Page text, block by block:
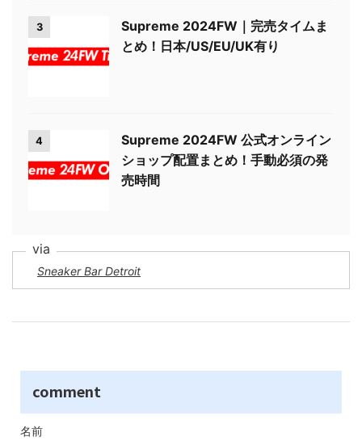
3
Supreme 2024FW｜完売タイムま
とめ！日本/US/EU/UK有り
4
Supreme 2024FW 公式オンライン
ショップ配置まとめ！手動必須の発
売時間
Sneaker Bar Detroit
comment
名前